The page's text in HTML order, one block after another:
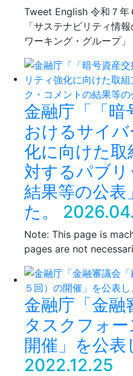
Tweet English 令和７年
「サステナビリティ情
ワーキング・グループ
金融庁「「暗
おけるサイ
化に向けた取
対するパブ
結果等の公表
た。
Note: This page is
pages are not
金融庁「金融
タスクフォ
開催」を公表
2022.12.25